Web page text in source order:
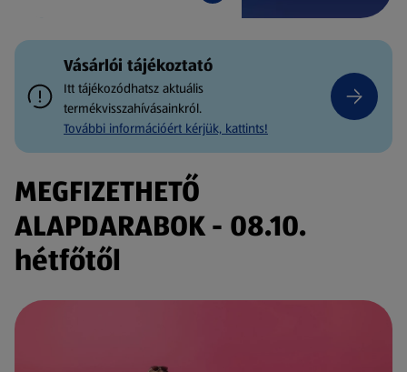
Vásárlói tájékoztató
Itt tájékozódhatsz aktuális
termékvisszahívásainkról.
További információért kérjük, kattints!
MEGFIZETHETŐ
ALAPDARABOK - 08.10.
hétfőtől